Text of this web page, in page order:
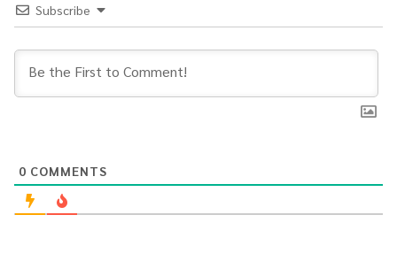
Subscribe
0 COMMENTS